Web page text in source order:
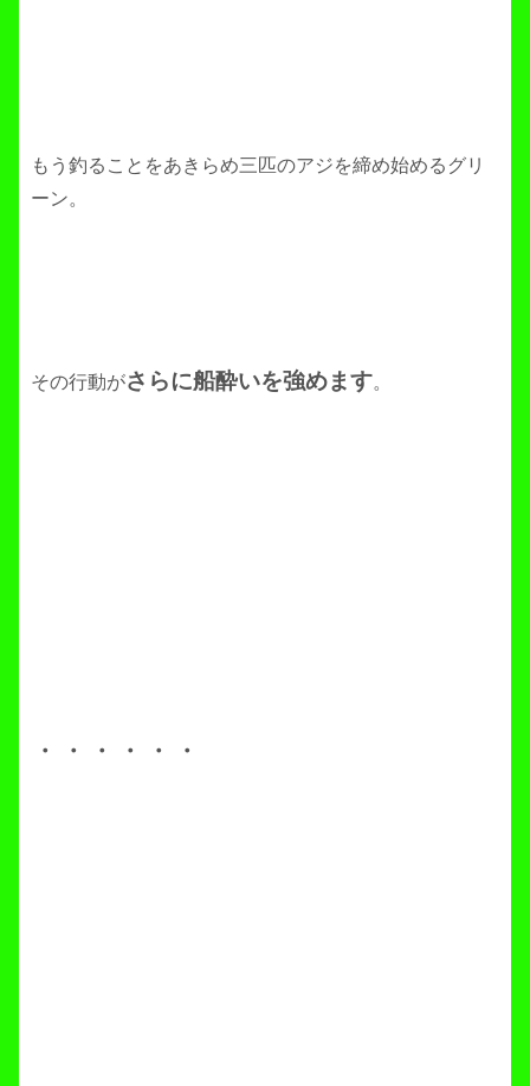
もう釣ることをあきらめ三匹のアジを締め始めるグリ
ーン。
その行動がさらに船酔いを強めます。
・・・・・・